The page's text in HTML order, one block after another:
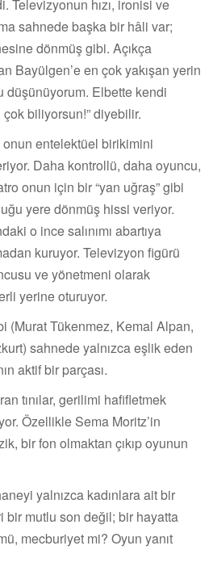
Televizyonun hızı, ironisi ve
sahnede başka bir hâli var;
dönmüş gibi. Açıkça
Bayülgen’e en çok yakışan yerin
düşünüyorum. Elbette kendi
biliyorsun!” diyebilir.
entelektüel birikimini
Daha kontrollü, daha oyuncu,
onun için bir “yan uğraş” gibi
yere dönmüş hissi veriyor.
o ince salınımı abartıya
kuruyor. Televizyon figürü
ve yönetmeni olarak
yerine oturuyor.
(Murat Tükenmez, Kemal Alpan,
sahnede yalnızca eşlik eden
aktif bir parçası.
tınılar, gerilimi hafifletmek
Özellikle Sema Moritz’in
bir fon olmaktan çıkıp oyunun
yalnızca kadınlara ait bir
bir mutlu son değil; bir hayatta
mecburiyet mi? Oyun yanıt